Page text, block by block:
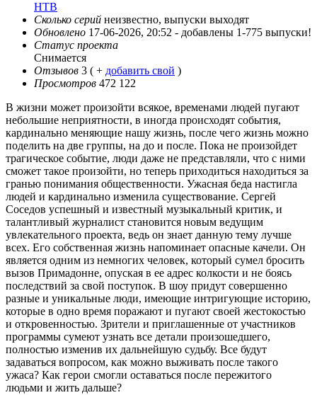
НТВ
Сколько серий неизвестно, выпуски выходят
Обновлено 17-06-2026, 20:52 - добавлены 1-775 выпуски!
Статус проекта
Снимается
Отзывов 3 ( + добавить свой )
Просмотров 472 122
В жизни может произойти всякое, временами людей пугают
небольшие неприятности, в иногда происходят события,
кардинально меняющие нашу жизнь, после чего жизнь можно
поделить на две группы, на до и после. Пока не произойдет
трагическое событие, люди даже не представляли, что с ними
сможет такое произойти, но теперь приходиться находиться за
гранью понимания общественности. Ужасная беда настигла
людей и кардинально изменила существование. Сергей
Соседов успешный и известный музыкальный критик, и
талантливый журналист становится новым ведущим
увлекательного проекта, ведь он знает данную тему лучше
всех. Его собственная жизнь напоминает опасные качели. Он
является одним из немногих человек, который сумел бросить
вызов Примадонне, опуская в ее адрес колкости и не боясь
последствий за свой поступок. В шоу придут совершенно
разные и уникальные люди, имеющие интригующие историю,
которые в одно время поражают и пугают своей жестокостью
и откровенностью. Зрители и приглашенные от участников
программы сумеют узнать все детали произошедшего,
полностью изменив их дальнейшую судьбу. Все будут
задаваться вопросом, как можно выживать после такого
ужаса? Как герои смогли оставаться после пережитого
людьми и жить дальше?